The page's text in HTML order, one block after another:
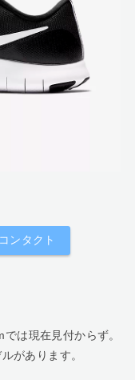
ンタクト
は現在見付からず。
があります。